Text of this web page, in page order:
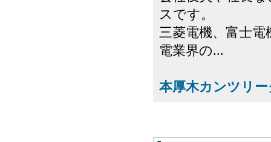
スです。
三菱電機、富士電
電業界の...
本厚木カンツリ